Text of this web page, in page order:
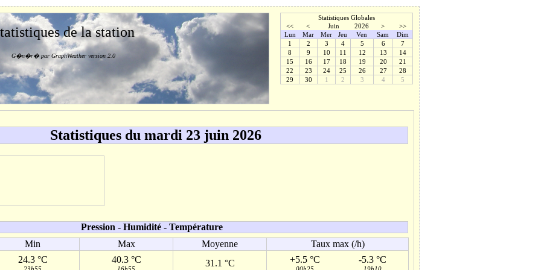
Statistiques Globales
<<
< Juin 2026 >
>>
Lun
Mar Mer Jeu Ven Sam
Dim
1
2 3 4 5 6
7
8
9 10 11 12 13
14
15
16 17 18 19 20
21
22
23 24 25 26 27
28
29
30 1 2 3 4 5
de la station
G�n�r� par GraphWeather version 2.0